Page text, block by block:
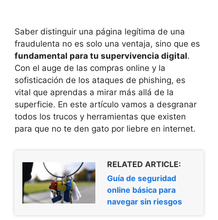
Saber distinguir una página legítima de una
fraudulenta no es solo una ventaja, sino que es
fundamental para tu supervivencia digital.
Con el auge de las compras online y la
sofisticación de los ataques de phishing, es
vital que aprendas a mirar más allá de la
superficie. En este artículo vamos a desgranar
todos los trucos y herramientas que existen
para que no te den gato por liebre en internet.
RELATED ARTICLE:
Guía de seguridad
online básica para
navegar sin riesgos